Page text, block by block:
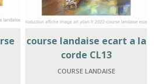
course landaise ecart a la
corde CL13
COURSE LANDAISE